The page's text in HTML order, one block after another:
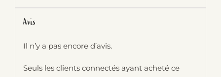
Avis
Il n’y a pas encore d’avis.
Seuls les clients connectés ayant acheté ce